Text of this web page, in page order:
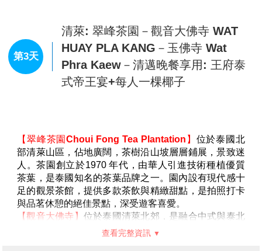
第2天
清萊金三角國家公園: 玻璃木棧道(玻
璃天空步道) SKYWALK－長尾船暢
遊湄公河－鴉片之家 HOUSE OF
OPIUM－金三角碼頭市集－入住清萊
【龍坤藝術廟(白廟)】由泰國名藝術家–查仁猜師父,花
五年多時間所建"泰國風格"的龍坤藝術廟，廟的藝術精
品全都是查仁猜師父及其徒弟們所創造出來的；廟堂外
觀裝飾鏡子碎片，山形窗則裝飾著Nagas(多頭蛇和幽冥
世界之神祗 )、大象及傘等形狀。此廟結合傳統與現代
創作的藝術塊寶，展現泰國國寶級藝術家的創意，也是
此地的新地標。
又名舞虎寺(Blue Temple ; Wat Rong
查看完整資訊